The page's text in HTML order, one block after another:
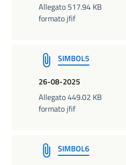
Allegato 517.94 KB
formato jfif
SIMBOL5
26-08-2025
Allegato 449.02 KB
formato jfif
SIMBOL6